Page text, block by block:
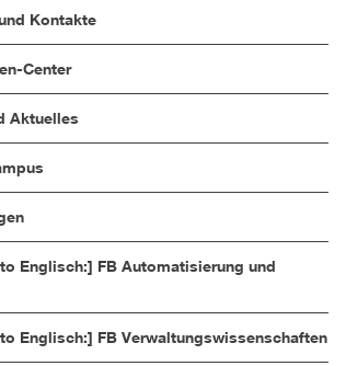
Kontakte
Center
Aktuelles
Englisch:] FB Automatisierung und
Englisch:] FB Verwaltungswissenschaften